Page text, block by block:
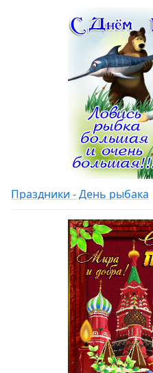
Праздники - День рыбака